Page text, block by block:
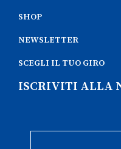
SHOP
NEWSLETTER
SCEGLI IL TUO GIRO
ISCRIVITI ALLA